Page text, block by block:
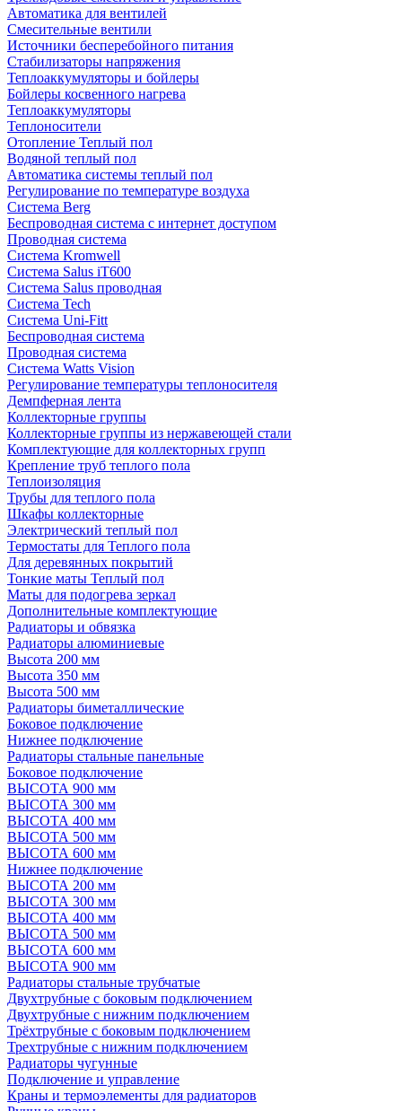
Автоматика для вентилей
Смесительные вентили
Источники бесперебойного питания
Стабилизаторы напряжения
Теплоаккумуляторы и бойлеры
Бойлеры косвенного нагрева
Теплоаккумуляторы
Теплоносители
Отопление Теплый пол
Водяной теплый пол
Автоматика системы теплый пол
Регулирование по температуре воздуха
Система Berg
Беспроводная система с интернет доступом
Проводная система
Система Kromwell
Система Salus iT600
Система Salus проводная
Система Tech
Система Uni-Fitt
Беспроводная система
Проводная система
Система Watts Vision
Регулирование температуры теплоносителя
Демпферная лента
Коллекторные группы
Коллекторные группы из нержавеющей стали
Комплектующие для коллекторных групп
Крепление труб теплого пола
Теплоизоляция
Трубы для теплого пола
Шкафы коллекторные
Электрический теплый пол
Термостаты для Теплого пола
Для деревянных покрытий
Тонкие маты Теплый пол
Маты для подогрева зеркал
Дополнительные комплектующие
Радиаторы и обвязка
Радиаторы алюминиевые
Высота 200 мм
Высота 350 мм
Высота 500 мм
Радиаторы биметаллические
Боковое подключение
Нижнее подключение
Радиаторы стальные панельные
Боковое подключение
ВЫСОТА 900 мм
ВЫСОТА 300 мм
ВЫСОТА 400 мм
ВЫСОТА 500 мм
ВЫСОТА 600 мм
Нижнее подключение
ВЫСОТА 200 мм
ВЫСОТА 300 мм
ВЫСОТА 400 мм
ВЫСОТА 500 мм
ВЫСОТА 600 мм
ВЫСОТА 900 мм
Радиаторы стальные трубчатые
Двухтрубные с боковым подключением
Двухтрубные с нижним подключением
Трёхтрубные с боковым подключением
Трехтрубные с нижним подключением
Радиаторы чугунные
Подключение и управление
Краны и термоэлементы для радиаторов